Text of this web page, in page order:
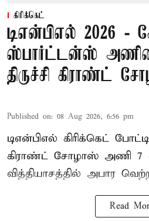
கிரிக்கெட்
டிஎன்பிஎல் 2026 -
ஸ்பார்ட்டன்ஸ்
திருச்சி கிராண்ட்
Published on: 08 Aug 2026, 6:56 pm
டிஎன்பிஎல் கிரிக்கெட்
கிராண்ட் சோழாஸ் அணி 7
வித்தியாசத்தில் அபார
Read